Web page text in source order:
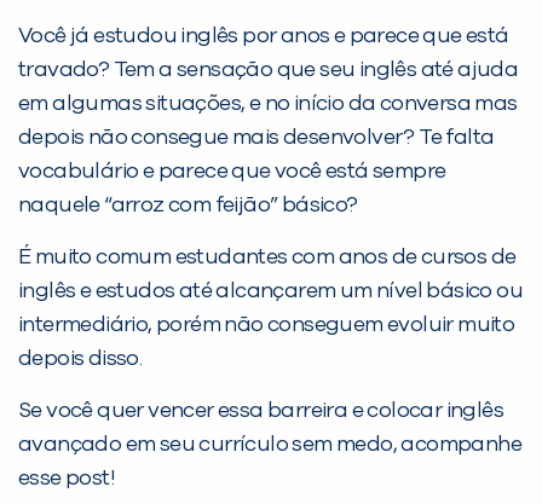
Você já estudou inglês por anos e parece que está
travado? Tem a sensação que seu inglês até ajuda
em algumas situações, e no início da conversa mas
depois não consegue mais desenvolver? Te falta
vocabulário e parece que você está sempre
naquele “arroz com feijão” básico?
É muito comum estudantes com anos de cursos de
inglês e estudos até alcançarem um nível básico ou
intermediário, porém não conseguem evoluir muito
depois disso.
Se você quer vencer essa barreira e colocar inglês
avançado em seu currículo sem medo, acompanhe
esse post!
PEÇA UMA DEMONSTRAÇÃO DE MÉTODO
Desculpe!
Não encontramos nenhuma unidade
inFlux nesta cidade ou bairro que